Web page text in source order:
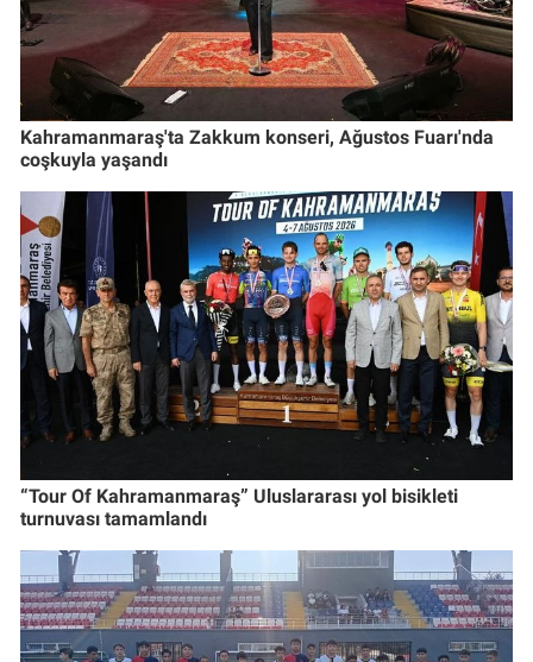
Kahramanmaraş'ta Zakkum konseri, Ağustos Fuarı'nda
coşkuyla yaşandı
“Tour Of Kahramanmaraş” Uluslararası yol bisikleti
turnuvası tamamlandı